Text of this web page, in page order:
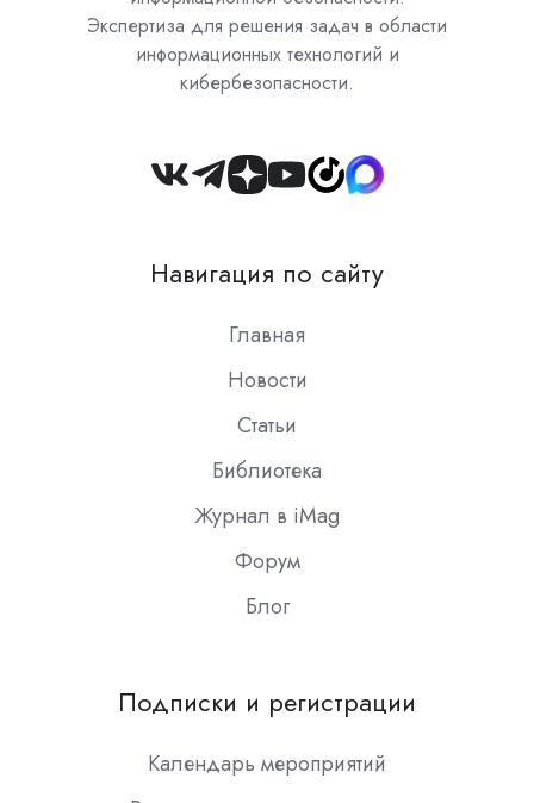
Экспертиза для решения задач в области
информационных технологий и
кибербезопасности.
Join
Slack
Навигация по сайту
Главная
Новости
Статьи
Библиотека
Журнал в iMag
Форум
Блог
Подписки и регистрации
Календарь мероприятий